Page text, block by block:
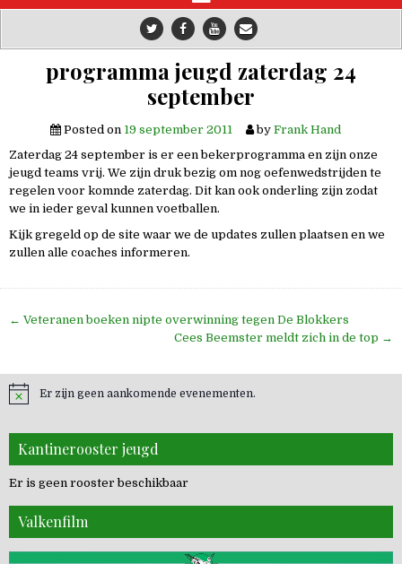
programma jeugd zaterdag 24
september
Posted on 19 september 2011 by Frank Hand
Zaterdag 24 september is er een bekerprogramma en zijn onze
jeugd teams vrij. We zijn druk bezig om nog oefenwedstrijden te
regelen voor komnde zaterdag. Dit kan ook onderling zijn zodat
we in ieder geval kunnen voetballen.
Kijk gregeld op de site waar we de updates zullen plaatsen en we
zullen alle coaches informeren.
Bericht
← Veteranen boeken nipte overwinning tegen De Blokkers
Cees Beemster meldt zich in de top →
Er zijn geen aankomende evenementen.
Kantinerooster jeugd
Er is geen rooster beschikbaar
Valkenfilm